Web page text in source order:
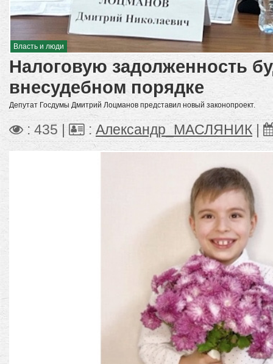
Власть и люди
Налоговую задолженность
внесудебном порядке
Депутат Госдумы Дмитрий Лоцманов представил новый законопроект.
: 435 | : Александр_МАСЛЯНИК|